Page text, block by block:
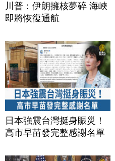
川普：伊朗擁核夢碎 海峽
即將恢復通航
日本強震台灣挺身賑災！
高市早苗發完整感謝名單